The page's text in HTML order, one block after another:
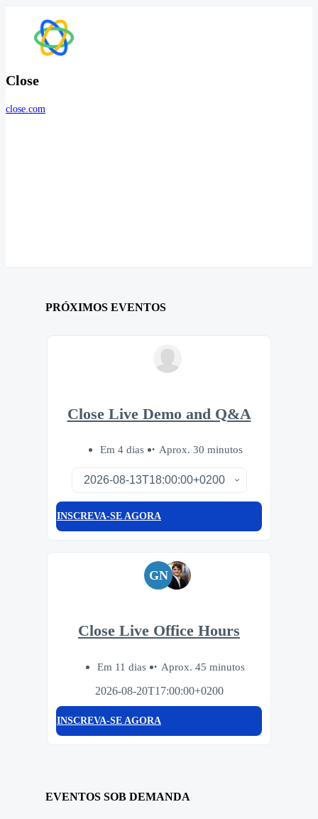
Close
close.com
PRÓXIMOS EVENTOS
Close Live Demo and Q&A
Em 4 dias Aprox. 30 minutos
INSCREVA-SE AGORA
GN
Close Live Office Hours
Em 11 dias
Aprox. 45 minutos
2026-08-20T17:00:00+0200
INSCREVA-SE AGORA
EVENTOS SOB DEMANDA